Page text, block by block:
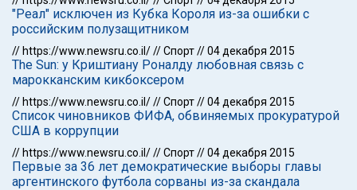
"Реал" исключен из Кубка Короля из-за ошибки с
российским полузащитником
// https://www.newsru.co.il///Спорт//04 декабря 2015
The Sun: у Криштиану Роналду любовная связь с
марокканским кикбоксером
// https://www.newsru.co.il///Спорт//04 декабря 2015
Список чиновников ФИФА, обвиняемых прокуратурой
США в коррупции
// https://www.newsru.co.il///Спорт//04 декабря 2015
Первые за 36 лет демократические выборы главы
аргентинского футбола сорваны из-за скандала